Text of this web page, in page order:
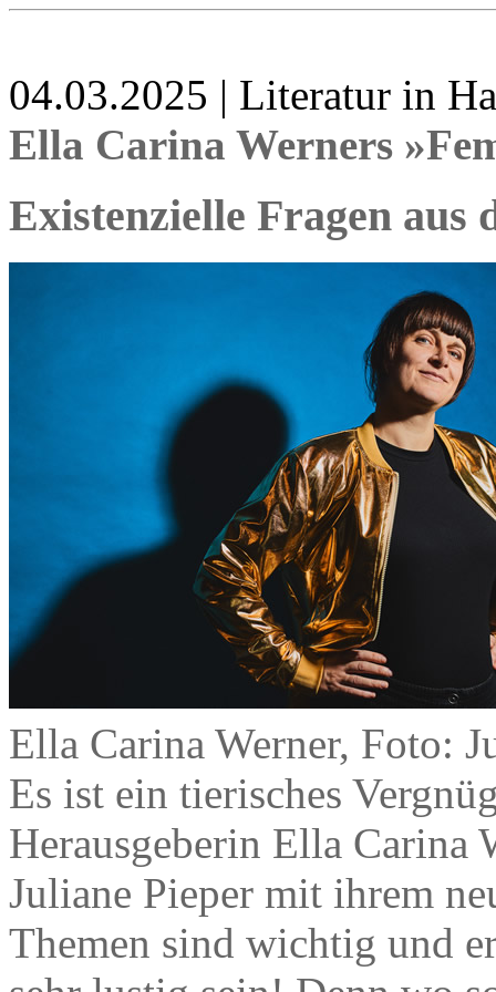
04.03.2025 | Literatur in
Ella Carina Werners
Existenzielle Fragen aus
Ella Carina Werner, Foto:
Es ist ein tierisches
Herausgeberin Ella Carina
Juliane Pieper mit ihrem
Themen sind wichtig und